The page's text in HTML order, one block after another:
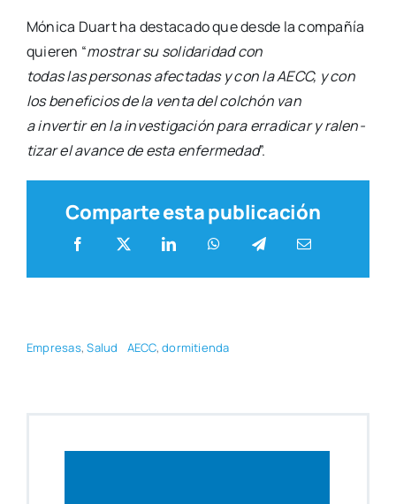
Móni­ca Duart ha des­ta­ca­do que des­de la com­pa­ñía
quie­ren “mos­trar su soli­da­ri­dad con
todas las per­so­nas afec­ta­das y con la AECC, y con
los bene­fi­cios de la ven­ta del col­chón van
a inver­tir en la inves­ti­ga­ción para erra­di­car y ralen­
ti­zar el avan­ce de esta enfer­me­dad”.
Comparte esta publicación
Empre­sas,Salud AECC,dor­mi­tien­da